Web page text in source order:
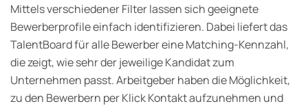
Mittels verschiedener Filter lassen sich geeignete
Bewerberprofile einfach identifizieren. Dabei liefert das
TalentBoard für alle Bewerber eine Matching-Kennzahl,
die zeigt, wie sehr der jeweilige Kandidat zum
Unternehmen passt. Arbeitgeber haben die Möglichkeit,
zu den Bewerbern per Klick Kontakt aufzunehmen und